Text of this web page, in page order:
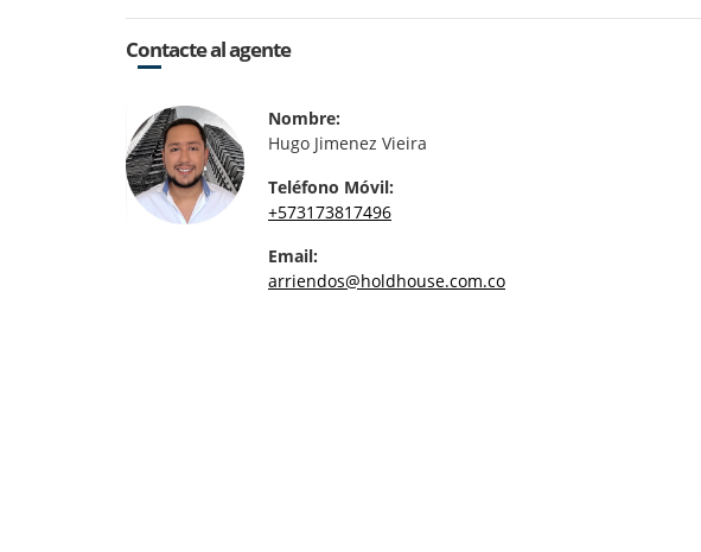
Contacte al agente
Nombre:
Hugo Jimenez Vieira
Teléfono Móvil:
+573173817496
Email:
arriendos@holdhouse.com.co